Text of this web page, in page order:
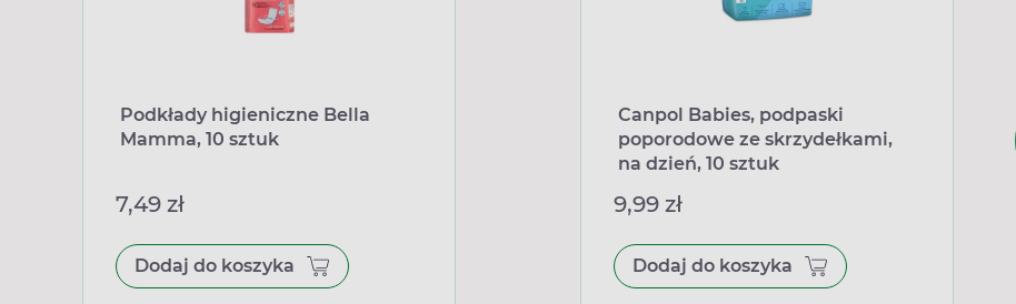
Podkłady higieniczne Bella
Mamma, 10 sztuk
7,49 zł
Dodaj do koszyka
Canpol Babies, podpaski
poporodowe ze skrzydełkami,
na dzień, 10 sztuk
9,99 zł
Dodaj do koszyka